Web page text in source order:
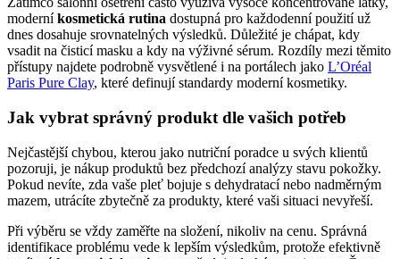
moderníkosmetická rutina dostupná pro každodenní použití už
dnes dosahuje srovnatelných výsledků. Důležité je chápat, kdy
vsadit na čisticí masku a kdy na výživné sérum. Rozdíly mezi těmito
přístupy najdete podrobně vysvětlené i na portálech jako L’Oréal
Paris Pure Clay, které definují standardy moderní kosmetiky.
Jak vybrat správný produkt dle vašich potřeb
Nejčastější chybou, kterou jako nutriční poradce u svých klientů
pozoruji, je nákup produktů bez předchozí analýzy stavu pokožky.
Pokud nevíte, zda vaše pleť bojuje s dehydratací nebo nadměrným
mazem, utrácíte zbytečně za produkty, které vaši situaci nevyřeší.
Při výběru se vždy zaměřte na složení, nikoliv na cenu. Správná
identifikace problému vede k lepším výsledkům, protože efektivně